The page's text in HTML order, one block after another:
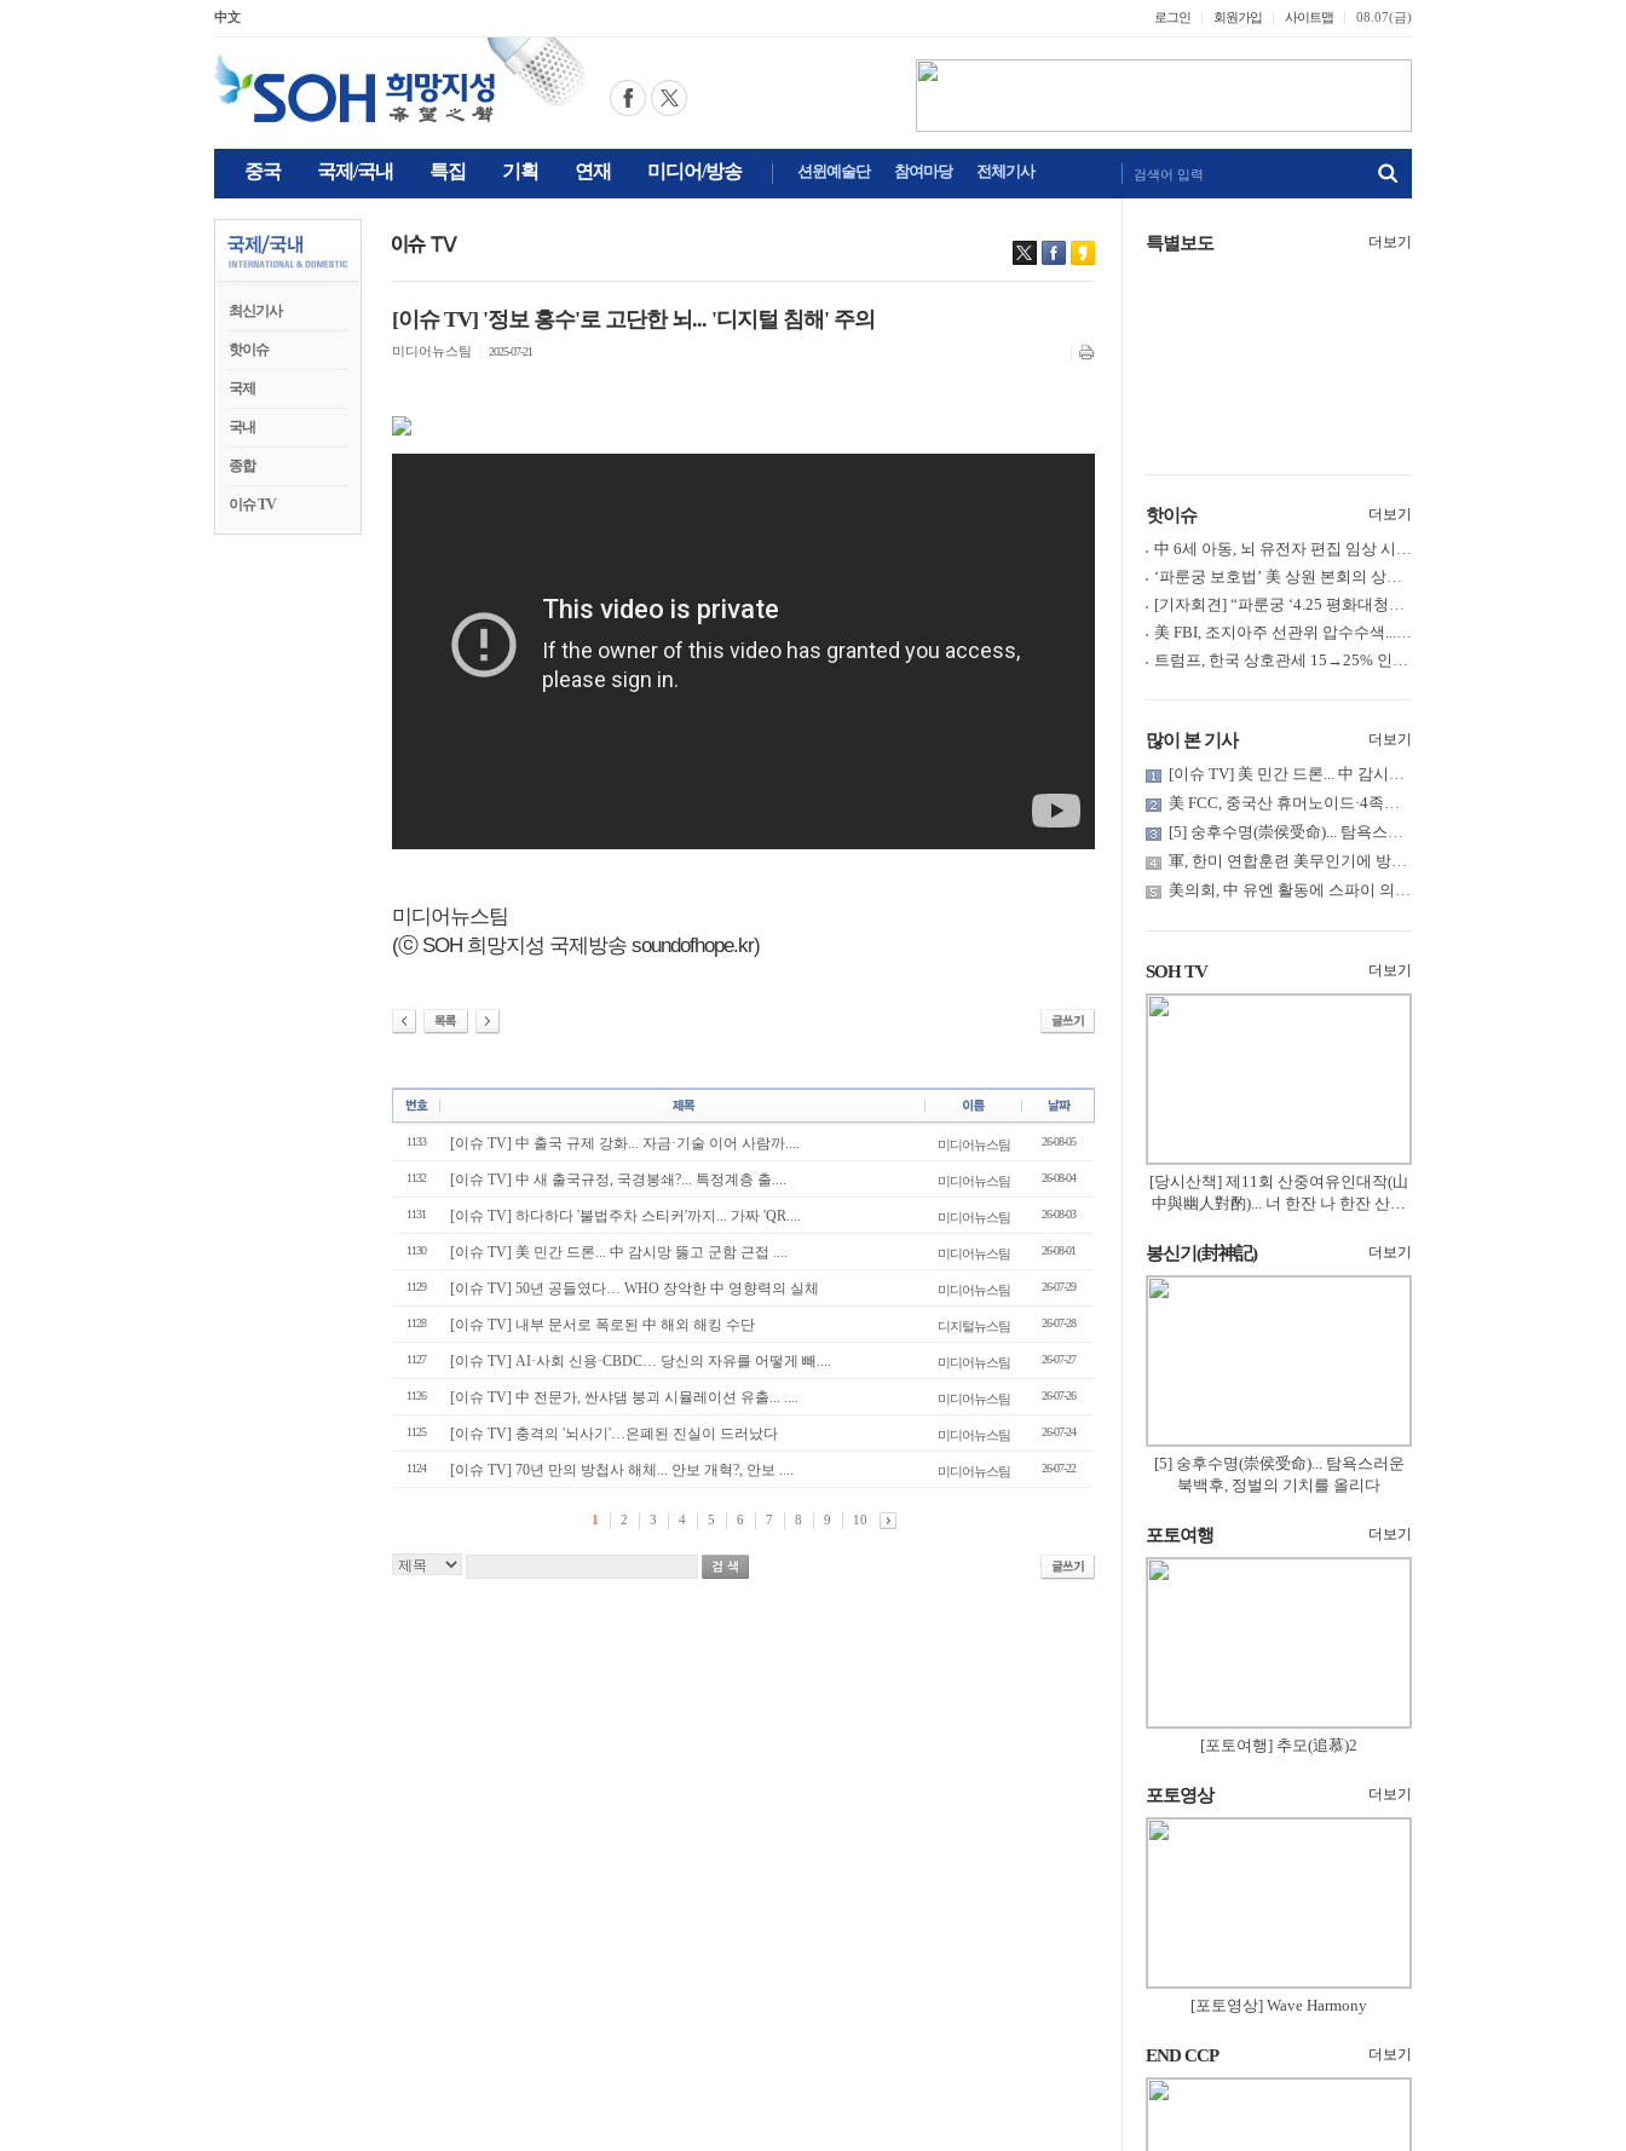
中文 로그인 회원가입 사이트맵 08.07(금)
중국 국제/국내 특집 기획 연재 미디어/방송 션윈예술단 참여마당 전체기사 검색어 입력
최신기사
핫이슈
국제
국내
종합
이슈 TV
[이슈 TV] '정보 홍수'로 고단한 뇌... '디지털 침해' 주의
미디어뉴스팀 2025-07-21
미디어뉴스팀
(ⓒ SOH 희망지성 국제방송 soundofhope.kr)
1133 [이슈 TV] 中 출국 규제 강화... 자금·기술 이어 사람까.... 미디어뉴스팀 26-08-05
1132 [이슈 TV] 中 새 출국규정, 국경봉쇄?... 특정계층 출.... 미디어뉴스팀 26-08-04
1131 [이슈 TV] 하다하다 '불법주차 스티커'까지... 가짜 'QR.... 미디어뉴스팀 26-08-03
1130 [이슈 TV] 美 민간 드론... 中 감시망 뚫고 군함 근접 .... 미디어뉴스팀 26-08-01
1129 [이슈 TV] 50년 공들였다… WHO 장악한 中 영향력의 실체 미디어뉴스팀 26-07-29
1128 [이슈 TV] 내부 문서로 폭로된 中 해외 해킹 수단 디지털뉴스팀 26-07-28
1127 [이슈 TV] AI·사회 신용·CBDC… 당신의 자유를 어떻게 빼.... 미디어뉴스팀 26-07-27
1126 [이슈 TV] 中 전문가, 싼샤댐 붕괴 시뮬레이션 유출... .... 미디어뉴스팀 26-07-26
1125 [이슈 TV] 충격의 '뇌사기'…은폐된 진실이 드러났다 미디어뉴스팀 26-07-24
1124 [이슈 TV] 70년 만의 방첩사 해체... 안보 개혁?, 안보 .... 미디어뉴스팀 26-07-22
1 2 3 4 5 6 7 8 9 10
특별보도 더보기
핫이슈 더보기
中 6세 아동, 뇌 유전자 편집 임상 시험 중 사망... 의료진 1년간 ....
‘파룬궁 보호법’ 美 상원 본회의 상정... 최종 입법 ‘초읽기’
[기자회견] “파룬궁 ‘4.25 평화대청원’ 기념 & 중공의 션윈 공연 .....
美 FBI, 조지아주 선관위 압수수색... 트럼프 “부정선거 증거 확보....
트럼프, 한국 상호관세 15→25% 인상... “韓 국회 무력합의 미비준”....
많이 본 기사 더보기
[이슈 TV] 美 민간 드론... 中 감시망 뚫고 군함 근접 촬영
美 FCC, 중국산 휴머노이드·4족보행 로봇·전력 인버터 신규 수입 .....
[5] 숭후수명(崇侯受命)... 탐욕스러운 북백후, 정벌의 기치를 올.....
軍, 한미 연합훈련 美무인기에 방공태세 발령... 왜?
美의회, 中 유엔 활동에 스파이 의혹 제기
SOH TV 더보기
[당시산책] 제11회 산중여유인대작(山
中與幽人對酌)... 너 한잔 나 한잔 산의
봉신기(封神記) 더보기
[5] 숭후수명(崇侯受命)... 탐욕스러운
북백후, 정벌의 기치를 올리다
포토여행 더보기
[포토여행] 추모(追慕)2
포토영상 더보기
[포토영상] Wave Harmony
END CCP 더보기